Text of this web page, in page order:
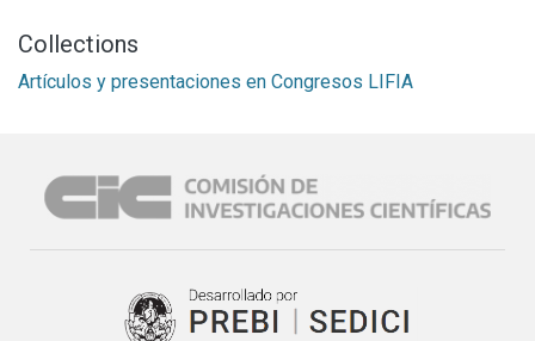
Collections
Artículos y presentaciones en Congresos LIFIA